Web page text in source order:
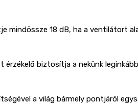
mindössze 18 dB, ha a ventilátort
biztosítja a nekünk
a világ bármely pontjáról